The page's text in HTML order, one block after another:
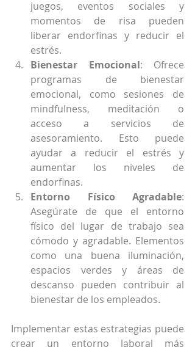
juegos, eventos sociales y
momentos de risa pueden
liberar endorfinas y reducir el
estrés.
Bienestar Emocional: Ofrece
programas de bienestar
emocional, como sesiones de
mindfulness, meditación o
acceso a servicios de
asesoramiento. Esto puede
ayudar a reducir el estrés y
aumentar los niveles de
endorfinas.
Entorno Físico Agradable:
Asegúrate de que el entorno
físico del lugar de trabajo sea
cómodo y agradable. Elementos
como una buena iluminación,
espacios verdes y áreas de
descanso pueden contribuir al
bienestar de los empleados.
Implementar estas estrategias puede
crear un entorno laboral más